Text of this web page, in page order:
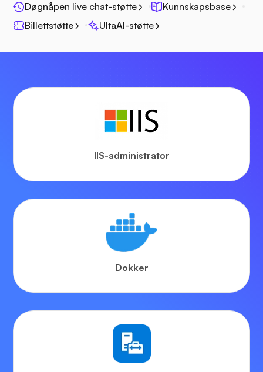
Døgnåpen live chat-støtte
Kunnskapsbase
Billettstøtte
UltaAI-støtte
IIS-administrator
Dokker